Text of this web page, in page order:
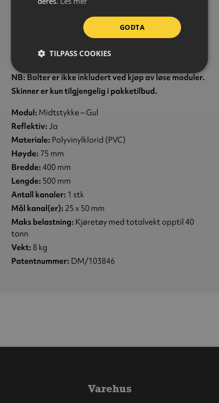
Gå til pakketilbud med bolter
NB: Bolter er ikke inkludert ved kjøp av løse moduler.
Skinner er kun tilgjengelig i pakketilbud.
Modul: Midtstykke – Gul
Reflektiv:Ja
Materiale: Polyvinylklorid (PVC)
Høyde: 75 mm
Bredde:400 mm
Lengde: 500 mm
Antall kanaler: 1 stk
Mål kanal(er): 25 x 50 mm
Maks belastning: Kjøretøy med totalvekt opptil 40
tonn
Vekt: 8 kg
Patentnummer: DM/103846
Varehus
GODTA
TILPASS COOKIES